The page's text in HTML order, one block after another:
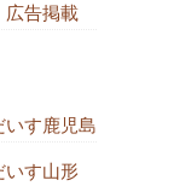
広告掲載
いす鹿児島
いす山形